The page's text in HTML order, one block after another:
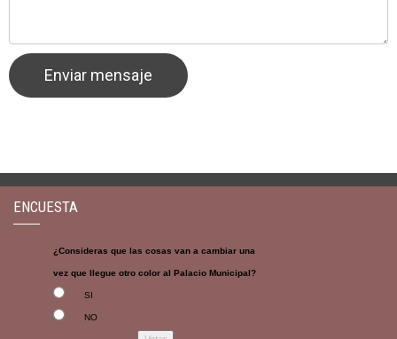
ENCUESTA
¿Consideras que las cosas van a cambiar una
vez que llegue otro color al Palacio Municipal?
SI
NO